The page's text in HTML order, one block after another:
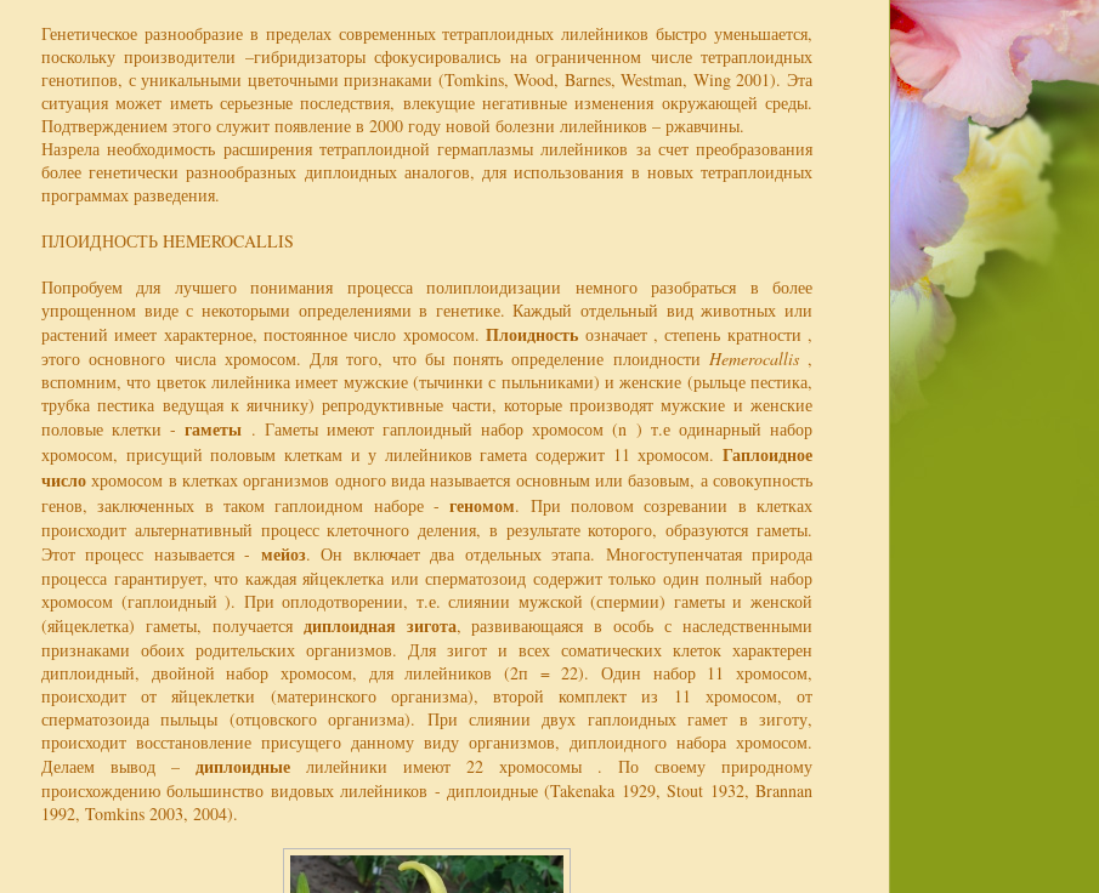
Генетическое разнообразие в пределах современных тетраплоидных лилейников быстро уменьшается,
поскольку производители –гибридизаторы сфокусировались на ограниченном числе тетраплоидных
генотипов, с уникальными цветочными признаками (Tomkins, Wood, Barnes, Westman, Wing 2001). Эта
ситуация может иметь серьезные последствия, влекущие негативные изменения окружающей среды.
Подтверждением этого служит появление в 2000 году новой болезни лилейников – ржавчины.
Назрела необходимость расширения тетраплоидной гермаплазмы лилейников за счет преобразования
более генетически разнообразных диплоидных аналогов, для использования в новых тетраплоидных
программах разведения.
ПЛОИДНОСТЬ HEMEROCALLIS
Попробуем для лучшего понимания процесса полиплоидизации немного разобраться в более
упрощенном виде с некоторыми определениями в генетике. Каждый отдельный вид животных или
растений имеет характерное, постоянное число хромосом.Плоидность означает , степень кратности ,
этого основного числа хромосом. Для того, что бы понять определение плоидности Hemerocallis ,
вспомним, что цветок лилейника имеет мужские (тычинки с пыльниками) и женские (рыльце пестика,
трубка пестика ведущая к яичнику) репродуктивные части, которые производят мужские и женские
половые клетки -гаметы . Гаметы имеют гаплоидный набор хромосом (n ) т.е одинарный набор
хромосом, присущий половым клеткам и у лилейников гамета содержит 11 хромосом. Гаплоидное
числохромосом в клетках организмов одного вида называется основным или базовым, а совокупность
генов, заключенных в таком гаплоидном наборе - геномом. При половом созревании в клетках
происходит альтернативный процесс клеточного деления, в результате которого, образуются гаметы.
Этот процесс называется - мейоз. Он включает два отдельных этапа. Многоступенчатая природа
процесса гарантирует, что каждая яйцеклетка или сперматозоид содержит только один полный набор
хромосом (гаплоидный ). При оплодотворении, т.е. слиянии мужской (спермии) гаметы и женской
(яйцеклетка) гаметы, получается диплоидная зигота, развивающаяся в особь с наследственными
признаками обоих родительских организмов. Для зигот и всех соматических клеток характерен
диплоидный, двойной набор хромосом, для лилейников (2п = 22). Один набор 11 хромосом,
происходит от яйцеклетки (материнского организма), второй комплект из 11 хромосом, от
сперматозоида пыльцы (отцовского организма). При слиянии двух гаплоидных гамет в зиготу,
происходит восстановление присущего данному виду организмов, диплоидного набора хромосом.
Делаем вывод – диплоидные лилейники имеют 22 хромосомы . По своему природному
происхождению большинство видовых лилейников - диплоидные (Takenaka 1929, Stout 1932, Brannan
1992, Tomkins 2003, 2004).